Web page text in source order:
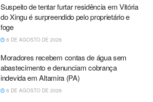
Suspeito de tentar furtar residência em Vitória
do Xingu é surpreendido pelo proprietário e
foge
6 DE AGOSTO DE 2026
Moradores recebem contas de água sem
abastecimento e denunciam cobrança
indevida em Altamira (PA)
6 DE AGOSTO DE 2026